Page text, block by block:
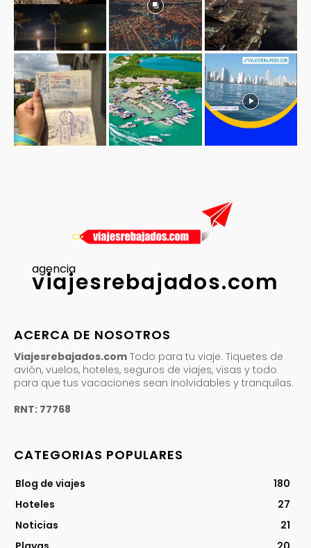
agencia
viajesrebajados.com
ACERCA DE NOSOTROS
Viajesrebajados.com Todo para tu viaje. Tiquetes de
avión, vuelos, hoteles, seguros de viajes, visas y todo
para que tus vacaciones sean inolvidables y tranquilas.
RNT: 77768
CATEGORIAS POPULARES
Blog de viajes
180
Hoteles
27
Noticias
21